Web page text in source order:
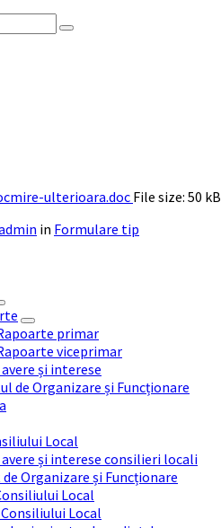
ulterioara.doc File size: 50 kB
in Formulare tip
primar
viceprimar
și interese
de Organizare și Funcționare
Local
și interese consilieri locali
Organizare și Funcționare
Local
Local